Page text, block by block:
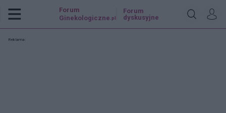
Forum
Ginekologiczne .pl
Forum
dyskusyjne
Reklama: